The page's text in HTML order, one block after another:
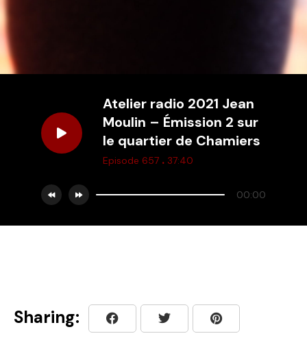
Atelier radio 2021 Jean
Moulin – Émission 2 sur
le quartier de Chamiers
Episode 657 . 37:40
00:00
Sharing: